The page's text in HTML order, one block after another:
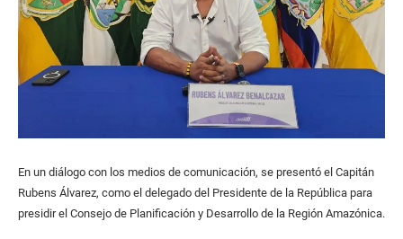
En un diálogo con los medios de comunicación, se presentó el Capitán
Rubens Álvarez, como el delegado del Presidente de la República para
presidir el Consejo de Planificación y Desarrollo de la Región Amazónica.